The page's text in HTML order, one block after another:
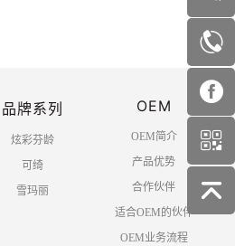
下一页
品牌系列
炫彩芬龄
可绮
雪玛丽
OEM
OEM简介
产品优势
合作伙伴
适合OEM的伙伴
OEM业务流程